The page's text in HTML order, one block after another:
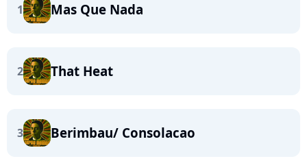
1 Mas Que Nada
2 That Heat
3 Berimbau/ Consolacao